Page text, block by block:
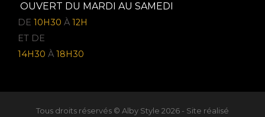
OUVERT DU MARDI AU SAMEDI
DE 10H30 À 12H
ET DE
14H30 À 18H30
Tous droits réservés © Alby Style 2026 - Site réalisé